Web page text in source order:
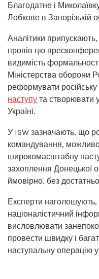
Благодатне і
Лобкове в Запорізькій
Аналітики
провів цю
видимість
Міністерства оборони
реформувати
наступу та створювати
Україні.
У ISW зазначають, що
командування,
широкомасштабну
захоплення Донецької
ймовірно, без
Експерти наголошують,
націоналістичний
висловлювати
провести швидку і
наступальну операцію